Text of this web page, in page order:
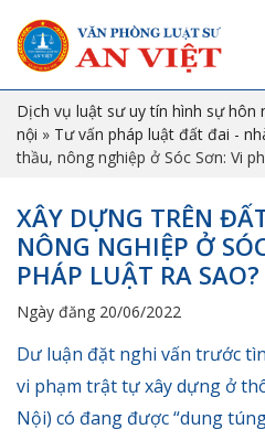
Dịch vụ luật sư uy tín hình sự hôn
nội » Tư vấn pháp luật đất đai -
thầu, nông nghiệp ở Sóc Sơn: Vi
XÂY DỰNG TRÊN
NÔNG NGHIỆP Ở
PHÁP LUẬT RA SAO?
Ngày đăng 20/06/2022
Dư luận đặt nghi vấn trước
vi phạm trật tự xây dựng ở
Nội) có đang được “dung